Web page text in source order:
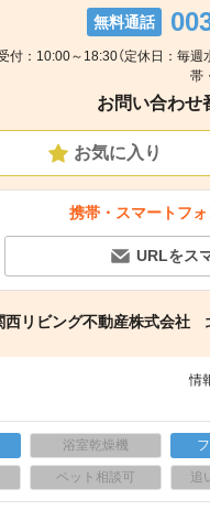
その他
無料通話
付：10:00～18:30（定休日：毎週
帯
お問い合わせ
お気に入り
携帯・スマートフ
URLをス
西リビング不動産株式会社
情
浴室乾燥機
ペット相談可 追